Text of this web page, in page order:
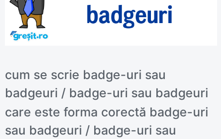
cum se scrie badge-uri sau
badgeuri / badge-uri sau badgeuri
care este forma corectă badge-uri
sau badgeuri / badge-uri sau